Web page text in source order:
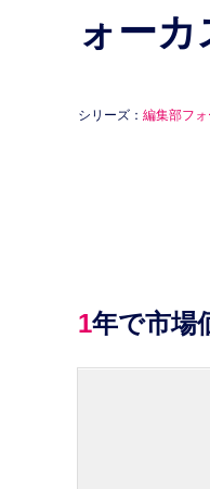
ォーカ
シリーズ： 編集部フォ
1年で市